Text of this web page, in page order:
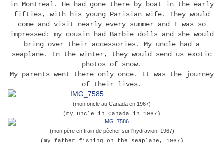
in Montreal. He had gone there by boat in the early
fifties, with his young Parisian wife. They would
come and visit nearly every summer and I was so
impressed: my cousin had Barbie dolls and she would
bring over their accessories. My uncle had a
seaplane. In the winter, they would send us exotic
photos of snow.
My parents went there only once. It was the journey
of their lives.
(mon oncle au Canada en 1967)
(my uncle in Canada in 1967)
(mon père en train de pêcher sur l'hydravion, 1967)
(my father fishing on the seaplane, 1967)